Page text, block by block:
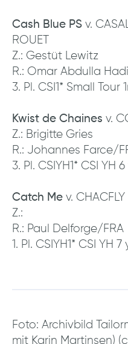
Cash Blue PS v.
ROUET
Z.: Gestüt Lewitz
R.: Omar Abdulla
3. Pl. CSI1* Small Tour
Kwist de Chaines v.
Z.: Brigitte Gries
R.: Johannes Farce/
3. Pl. CSIYH1* CSI YH
Catch Me v.
Z.:
R.: Paul Delforge/FRA
1. Pl. CSIYH1* CSI YH
Foto: Archivbild
mit Karin Martinsen)